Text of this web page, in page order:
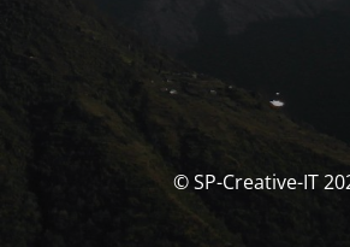
© SP-Creative-IT